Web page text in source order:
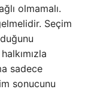
olmamalı.
Seçim
sadece
sonucunu